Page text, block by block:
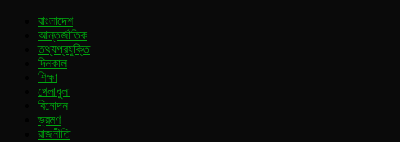
বাংলাদেশ
আন্তর্জাতিক
তথ্যপ্রযুক্তি
দিনকাল
শিক্ষা
খেলাধুলা
বিনোদন
ভ্রমণ
রাজনীতি